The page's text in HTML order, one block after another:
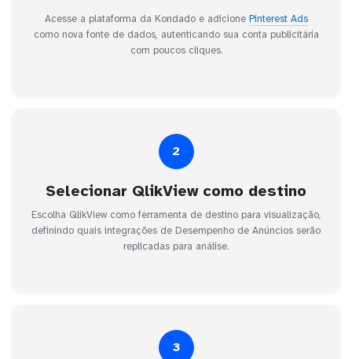
Acesse a plataforma da Kondado e adicione Pinterest Ads
como nova fonte de dados, autenticando sua conta publicitária
com poucos cliques.
2
Selecionar QlikView como destino
Escolha QlikView como ferramenta de destino para visualização,
definindo quais integrações de Desempenho de Anúncios serão
replicadas para análise.
3